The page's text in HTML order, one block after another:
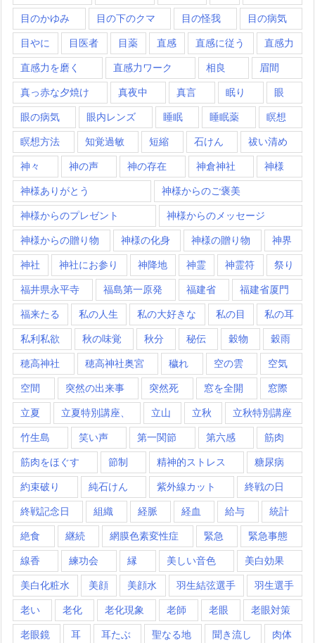
目のかゆみ 目の下のクマ 目の怪我 目の病気
目やに 目医者 目薬 直感 直感に従う 直感力
直感力を磨く 直感力ワーク 相良 眉間
真っ赤な夕焼け 真夜中 真言 眠り 眼
眼の病気 眼内レンズ 睡眠 睡眠薬 瞑想
瞑想方法 知覚過敏 短縮 石けん 祓い清め
神々 神の声 神の存在 神倉神社 神様
神様ありがとう 神様からのご褒美
神様からのプレゼント 神様からのメッセージ
神様からの贈り物 神様の化身 神様の贈り物 神界
神社 神社にお参り 神降地 神霊 神霊符 祭り
福井県永平寺 福島第一原発 福建省 福建省厦門
福来たる 私の人生 私の大好きな 私の目 私の耳
私利私欲 秋の味覚 秋分 秘伝 穀物 穀雨
穂高神社 穂高神社奥宮 穢れ 空の雲 空気
空間 突然の出来事 突然死 窓を全開 窓際
立夏 立夏特別講座、 立山 立秋 立秋特別講座
竹生島 笑い声 第一関節 第六感 筋肉
筋肉をほぐす 節制 精神的ストレス 糖尿病
約束破り 純石けん 紫外線カット 終戦の日
終戦記念日 組織 経脈 経血 給与 統計
絶食 継続 網膜色素変性症 緊急 緊急事態
線香 練功会 縁 美しい音色 美白効果
美白化粧水 美顔 美顔水 羽生結弦選手 羽生選手
老い 老化 老化現象 老師 老眼 老眼対策
老眼鏡 耳 耳たぶ 聖なる地 聞き流し 肉体